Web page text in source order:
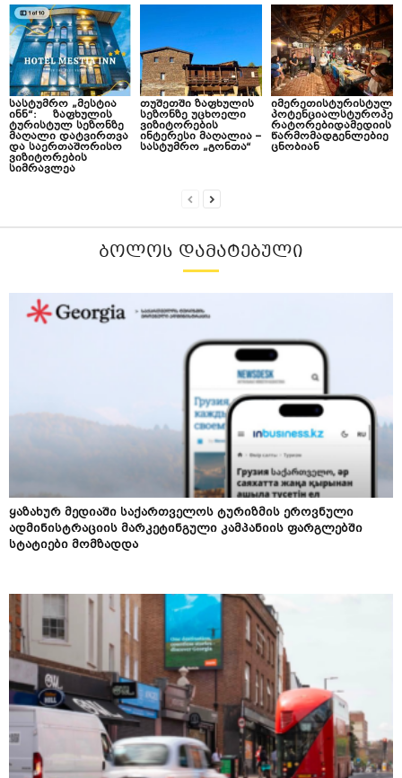
სასტუმრო „მესტია
ინნ“: ზაფხულის
ტურისტულ სეზონზე
მაღალი დატვირთვა
და საერთაშორისო
ვიზიტორების
სიმრავლეა
თუშეთში ზაფხულის
სეზონზე უცხოელი
ვიზიტორების
ინტერესი მაღალია –
სასტუმრო „გონთა“
იმერეთისტურისტულ
პოტენციალსტუროპე
რატორებიდამედიის
წარმომადგენლებიე
ცნობიან
ᲑᲝᲚᲝᲡ ᲓᲐᲛᲐᲢᲔᲑᲣᲚᲘ
ყაზახურ მედიაში საქართველოს ტურიზმის ეროვნული
ადმინისტრაციის მარკეტინგული კამპანიის ფარგლებში
სტატიები მომზადდა